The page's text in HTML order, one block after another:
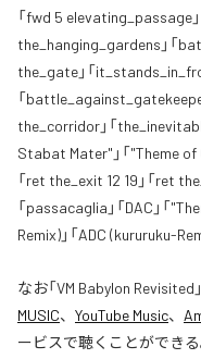
「fwd 5 elevating_passage
the_hanging_gardens」「
the_gate」「
「
the_corridor」「
Stabat Mater"」「"Theme of
「ret the_exit 12 19」「ret
「passacaglia」「DAC」「
Remix)」「ADC (kururuku-
なお「VM Babylon Revisited
MUSIC、 YouTube Music、
ービスで聴くことができる